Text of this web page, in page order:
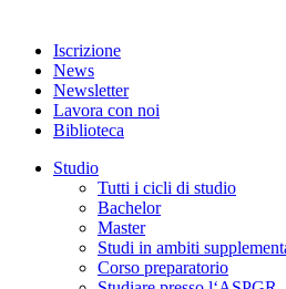
Iscrizione
News
Newsletter
Lavora con noi
Biblioteca
Studio
Tutti i cicli di studio
Bachelor
Master
Studi in ambiti
Corso preparatorio